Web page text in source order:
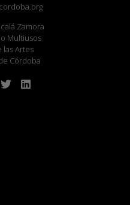
Zamora
Multiusos
las Artes
Córdoba